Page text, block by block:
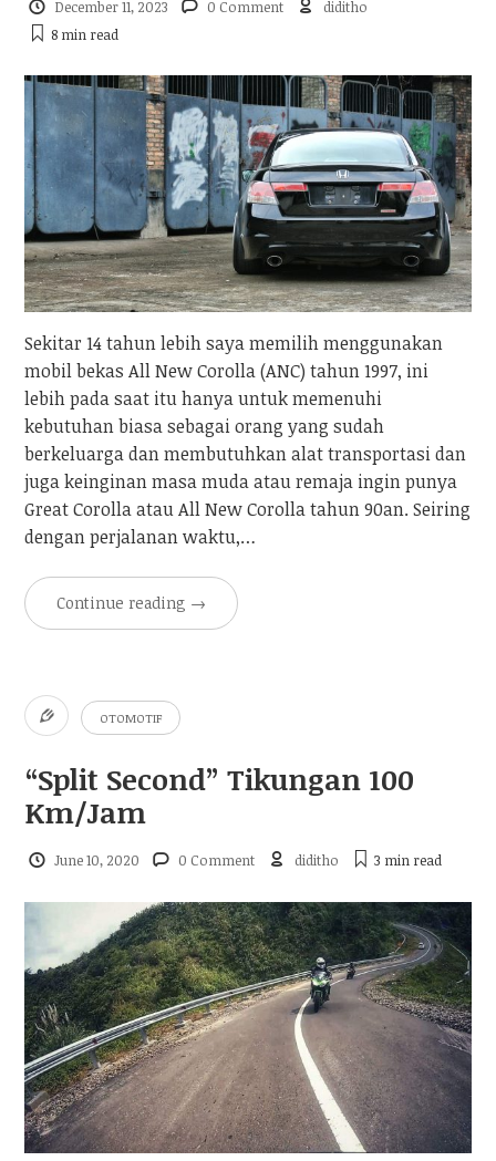
December 11, 2023 0 Comment
diditho
8 min read
Sekitar 14 tahun lebih saya memilih menggunakan
mobil bekas All New Corolla (ANC) tahun 1997, ini
lebih pada saat itu hanya untuk memenuhi
kebutuhan biasa sebagai orang yang sudah
berkeluarga dan membutuhkan alat transportasi dan
juga keinginan masa muda atau remaja ingin punya
Great Corolla atau All New Corolla tahun 90an. Seiring
dengan perjalanan waktu,…
Continue reading →
OTOMOTIF
“Split Second” Tikungan 100
Km/Jam
June 10, 2020 0 Comment diditho 3 minread